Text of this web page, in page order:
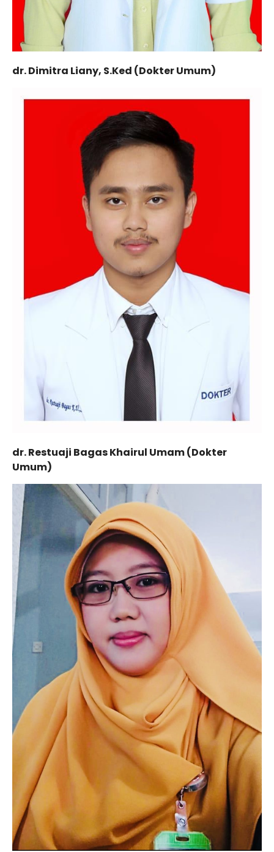
dr. Dimitra Liany, S.Ked (Dokter Umum)
dr. Restuaji Bagas Khairul Umam (Dokter
Umum)